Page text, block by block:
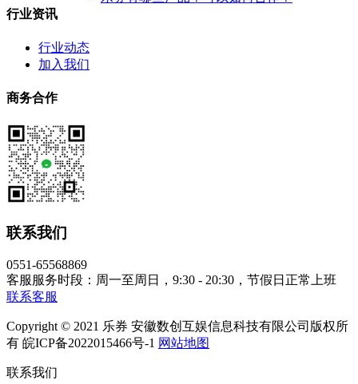
行业资讯
行业动态
加入我们
商务合作
联系我们
0551-65568869
客服服务时段：周一至周日，9:30 - 20:30，节假日正常上班
联系客服
Copyright © 2021 乐券 安徽数创互娱信息科技有限公司版权所
有 皖ICP备2022015466号-1 网站地图
联系我们